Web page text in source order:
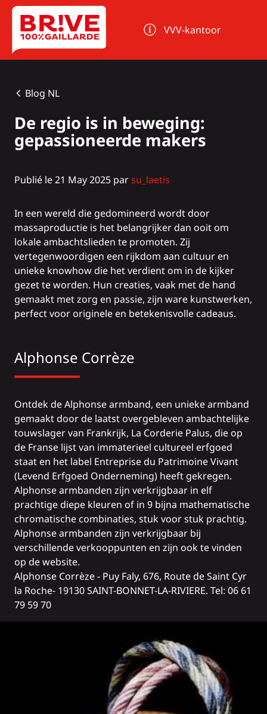
Cookies beheer paneel
VVV-kantoor
Blog NL
De regio is in beweging:
gepassioneerde makers
Publié le 21 May 2025 parsu_laetis
In een wereld die gedomineerd wordt door
massaproductie is het belangrijker dan ooit om
lokale ambachtslieden te promoten. Zij
vertegenwoordigen een rijkdom aan cultuur en
unieke knowhow die het verdient om in de kijker
gezet te worden. Hun creaties, vaak met de hand
gemaakt met zorg en passie, zijn ware kunstwerken,
perfect voor originele en betekenisvolle cadeaus.
Alphonse Corrèze
Ontdek de Alphonse armband, een unieke armband
gemaakt door de laatst overgebleven ambachtelijke
touwslager van Frankrijk, La Corderie Palus, die op
de Franse lijst van immaterieel cultureel erfgoed
staat en het label Entreprise du Patrimoine Vivant
(Levend Erfgoed Onderneming) heeft gekregen.
Alphonse armbanden zijn verkrijgbaar in elf
prachtige diepe kleuren of in 9 bijna mathematische
chromatische combinaties, stuk voor stuk prachtig.
Alphonse armbanden zijn verkrijgbaar bij
verschillende verkooppunten en zijn ook te vinden
op dewebsite.
Alphonse Corrèze - Puy Faly, 676, Route de Saint Cyr
la Roche- 19130 SAINT-BONNET-LA-RIVIERE. Tel: 06 61
79 59 70